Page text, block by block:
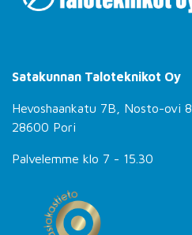
Satakunnan Taloteknikot Oy
Hevoshaankatu 7B, Nosto-ovi 8
28600 Pori
Palvelemme klo 7 - 15.30